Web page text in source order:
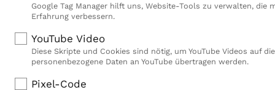
Rahmen der Gruppe
Akutkliniken, acht
(MVZ), neun
Google Tag Manager hilft uns, Website-Tools zu verwalten, die
Erfahrung verbessern.
YouTube Video
Diese Skripte und Cookies sind nötig, um YouTube Videos auf
personenbezogene Daten an YouTube übertragen werden.
Pixel-Code